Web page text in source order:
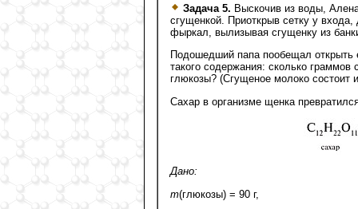
Задача 5. Выскочив из воды,
сгущенкой. Приоткрыв сетку у
фыркал, вылизывая сгущенку из
Подошедший папа пообещал
такого содержания: сколько
глюкозы? (Сгущеное молоко состоит
Сахар в организме щенка
Дано:
m(глюкозы) = 90 г,